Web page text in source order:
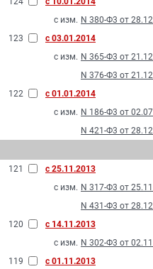
с изм. N 380-Ф3 от
123
с 03.01.2014
с изм. N 365-Ф3 от
N 376-Ф3 от
122
с 01.01.2014
с изм. N 186-Ф3 от
N 421-Ф3 от
121
с 25.11.2013
с изм. N 317-Ф3 от
N 431-Ф3 от
120
с 14.11.2013
с изм. N 302-Ф3 от
119
с 01.11.2013